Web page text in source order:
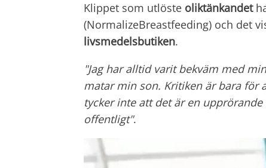
Klippet som utlöste oliktänkandet
(NormalizeBreastfeeding) och det
livsmedelsbutiken.
"Jag har alltid varit bekväm med
matar min son. Kritiken är bara för
tycker inte att det är en
offentligt".